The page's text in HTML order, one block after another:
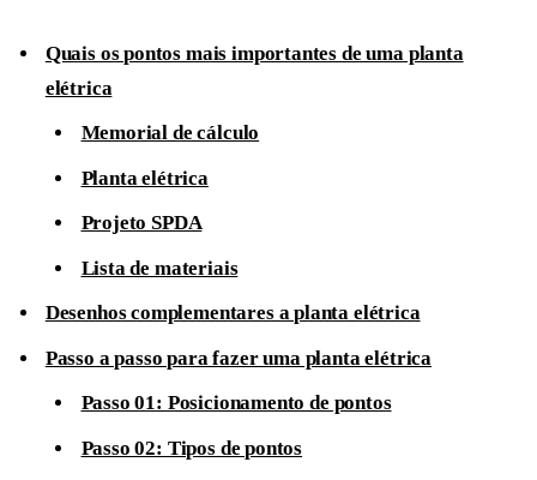
Quais os pontos mais importantes de uma planta
elétrica
Memorial de cálculo
Planta elétrica
Projeto SPDA
Lista de materiais
Desenhos complementares a planta elétrica
Passo a passo para fazer uma planta elétrica
Passo 01: Posicionamento de pontos
Passo 02: Tipos de pontos